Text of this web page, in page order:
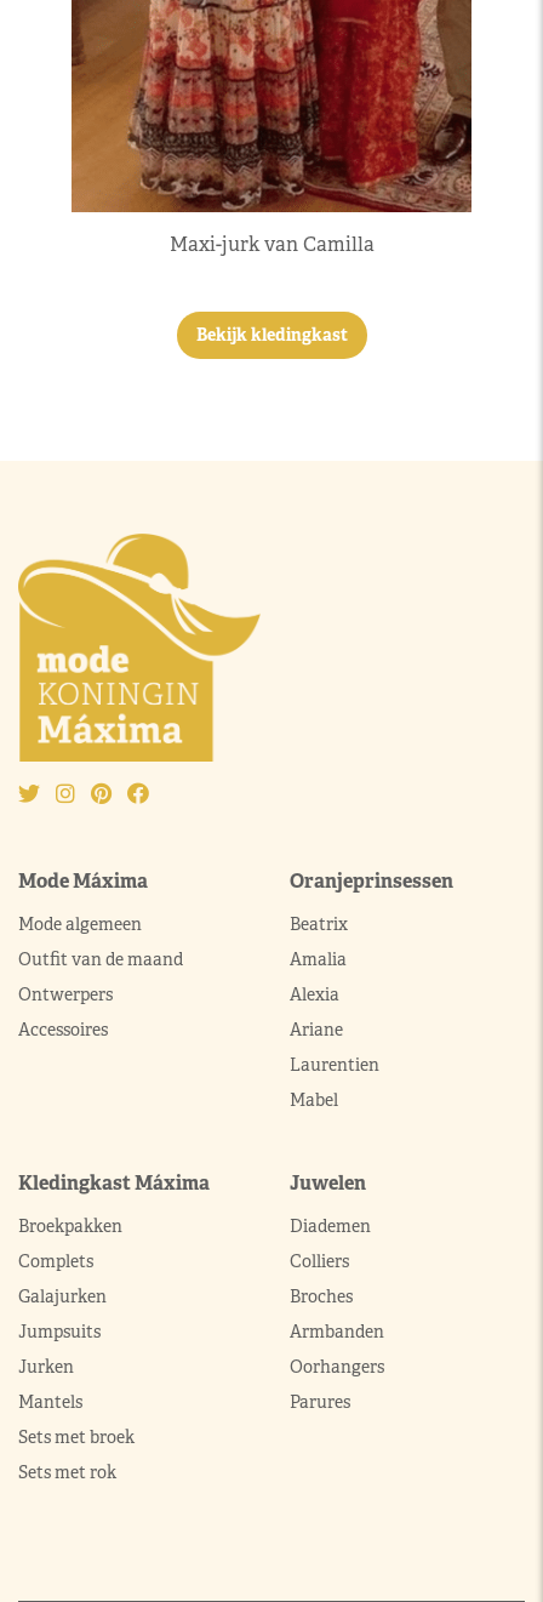
Maxi-jurk van Camilla
Bekijk kledingkast
Mode Máxima
Mode algemeen
Outfit van de maand
Ontwerpers
Accessoires
Oranjeprinsessen
Beatrix
Amalia
Alexia
Ariane
Laurentien
Mabel
Kledingkast Máxima
Broekpakken
Complets
Galajurken
Jumpsuits
Jurken
Mantels
Sets met broek
Sets met rok
Juwelen
Diademen
Colliers
Broches
Armbanden
Oorhangers
Parures